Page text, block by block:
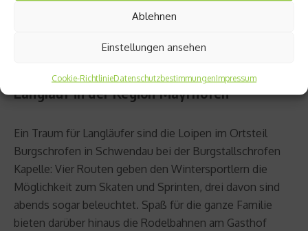
Ablehnen
Einstellungen ansehen
Cookie-RichtlinieDatenschutzbestimmungenImpressum
Heimat liebt. Auch wenn dieser 1978 gemeinsam mit
den Mount Everest erstmals ohne
künstlichen Sauerstoff bestieg, ist er dem Zillertal immer
Langlauf in der Region Mayrhofen
Ein Traum für Langläufer sind die Loipen im Ortsteil
Burgschrofen in Schwendau bei der Burgstallschrofen
Kapelle: Vier Routen geben den Wintersportlern die
Möglichkeit zum Skaten und Sprinten, drei davon sind
abends sogar beleuchtet. Spaß für die ganze Familie
bieten darüber hinaus die Rodelbahnen am Gasthof